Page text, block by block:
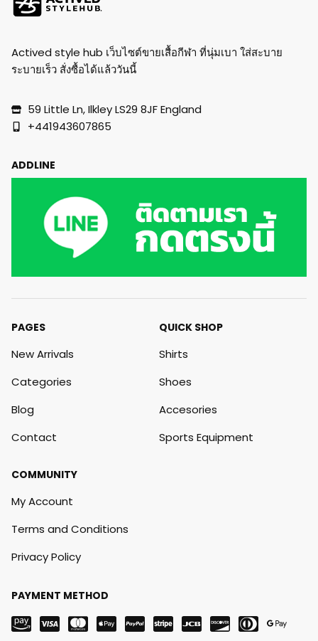
Actived style hub เว็บไซต์ขายเสื้อกีฬา ที่นุ่มเบา ใส่สะบาย
ระบายเร็ว สั่งซื้อได้แล้ววันนี้
59 Little Ln, Ilkley LS29 8JF England
+441943607865
ADDLINE
PAGES
New Arrivals
Categories
Blog
Contact
QUICK SHOP
Shirts
Shoes
Accesories
Sports Equipment
COMMUNITY
My Account
Terms and Conditions
Privacy Policy
PAYMENT METHOD